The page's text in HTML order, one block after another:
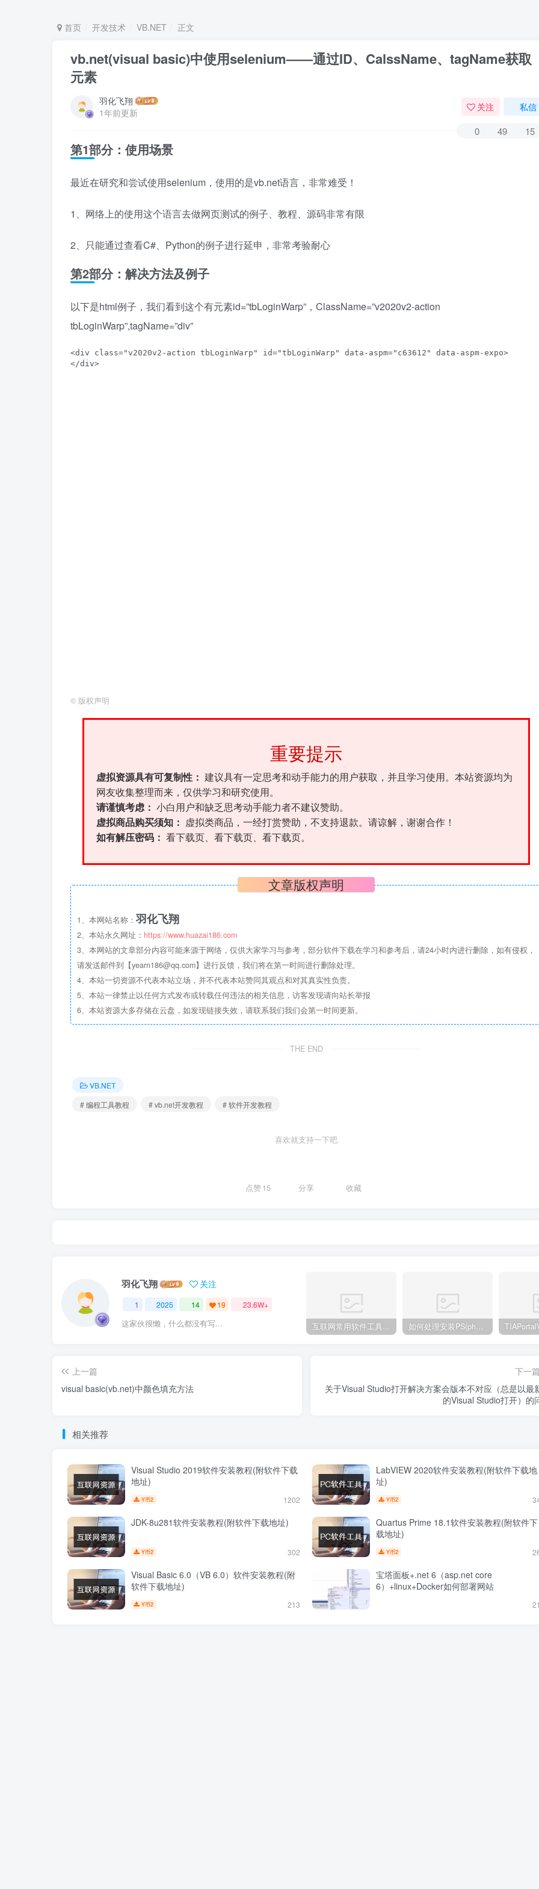
首页 开发技术 VB.NET 正文
vb.net(visual basic)中使用selenium——通过ID、CalssName、tagName获取
元素
羽化飞翔
1年前更新
关注 私信
0 49 15
第1部分：使用场景
最近在研究和尝试使用selenium，使用的是vb.net语言，非常难受！
1、网络上的使用这个语言去做网页测试的例子、教程、源码非常有限
2、只能通过查看C#、Python的例子进行延申，非常考验耐心
第2部分：解决方法及例子
以下是html例子，我们看到这个有元素id=”tbLoginWarp”，ClassName=”v2020v2-action
tbLoginWarp”,tagName=”div”
<div class="v2020v2-action tbLoginWarp" id="tbLoginWarp" data-aspm="c63612" data-aspm-expo>
</div>
© 版权声明
重要提示
虚拟资源具有可复制性： 建议具有一定思考和动手能力的用户获取，并且学习使用。本站资源均为
网友收集整理而来，仅供学习和研究使用。
请谨慎考虑： 小白用户和缺乏思考动手能力者不建议赞助。
虚拟商品购买须知：
虚拟类商品，一经打赏赞助，不支持退款。请谅解，谢谢合作！
如有解压密码： 看下载页、看下载页、看下载页。
文章版权声明
1、本网站名称： 羽化飞翔
2、本站永久网址： https://www.huazai186.com
3、本网站的文章部分内容可能来源于网络，仅供大家学习与参考，部分软件下载在学习和参考后，请24小时内进行删除，如有侵权，
请发送邮件到【yearn186@qq.com】进行反馈，我们将在第一时间进行删除处理。
4、本站一切资源不代表本站立场，并不代表本站赞同其观点和对其真实性负责。
5、本站一律禁止以任何方式发布或转载任何违法的相关信息，访客发现请向站长举报
6、本站资源大多存储在云盘，如发现链接失效，请联系我们我们会第一时间更新。
THE END
VB.NET
# 编程工具教程
# vb.net开发教程 # 软件开发教程
喜欢就支持一下吧
点赞15 分享 收藏
羽化飞翔 关注
1 2025 14 19 23.6W+
这家伙很懒，什么都没有写... 互联网常用软件工具资源汇总贴 如何处理安装PS(photoshop cc2018) 时，提示系统或者IE浏览器需要升级
上一篇
visual basic(vb.net)中颜色填充方法
下一篇
关于Visual Studio打开解决方案会版本不对应（总是以最
的Visual Studio打开）的
相关推荐
Visual Studio 2019软件安装教程(附软件下载
地址)
Y币2 1202
LabVIEW 2020软件安装教程(附软件下载地
址)
Y币2
JDK-8u281软件安装教程(附软件下载地址)
Y币2 302
Quartus Prime 18.1软件安装教程(附软件下
载地址)
Y币2
Visual Basic 6.0（VB 6.0）软件安装教程(附
软件下载地址)
Y币2 213
宝塔面板+.net 6（asp.net core
6）+linux+Docker如何部署网站